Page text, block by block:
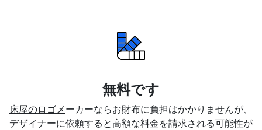
無料です
床屋のロゴメ ーカーならお財布に負担はかかりませんが、
デザイナーに依頼すると高額な料金を請求される可能性が